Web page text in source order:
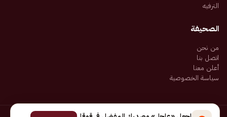
الترفيه
الصحيفة
من نحن
اتصل بنا
أعلن معنا
سياسة الخصوصية